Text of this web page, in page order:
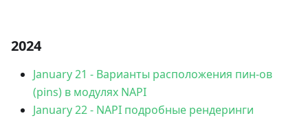
2024
January 21 - Варианты расположения пин-ов
(pins) в модулях NAPI
January 22- NAPI подробные рендеринги